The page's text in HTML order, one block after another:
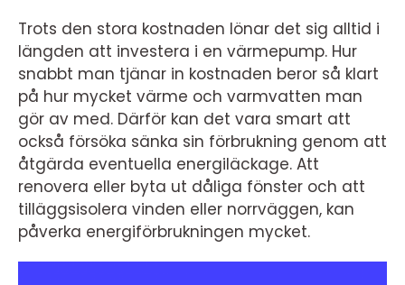
Trots den stora kostnaden lönar det sig alltid i
längden att investera i en värmepump. Hur
snabbt man tjänar in kostnaden beror så klart
på hur mycket värme och varmvatten man
gör av med. Därför kan det vara smart att
också försöka sänka sin förbrukning genom att
åtgärda eventuella energiläckage. Att
renovera eller byta ut dåliga fönster och att
tilläggsisolera vinden eller norrväggen, kan
påverka energiförbrukningen mycket.